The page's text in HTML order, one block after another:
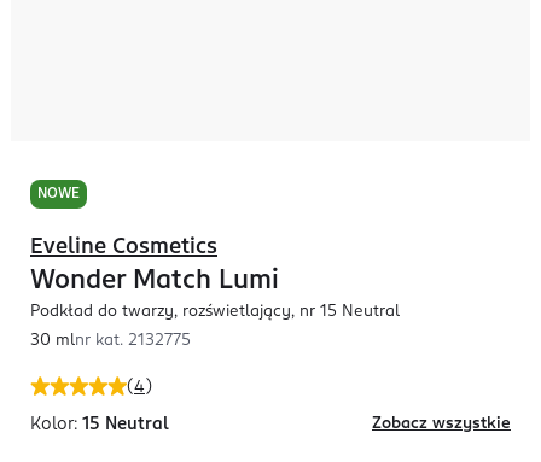
NOWE
(4 )
Eveline Cosmetics
Wonder Match Lumi
Podkład do twarzy, rozświetlający, nr 15 Neutral
30 mlnr kat. 2132775
Kolor: 15 Neutral Zobacz wszystkie